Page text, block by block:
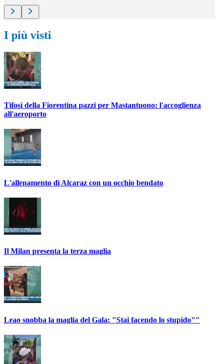
I più visti
Tifosi della Fiorentina pazzi per Mastantuono: l'accoglienza
all'aeroporto
L'allenamento di Alcaraz con un occhio bendato
Il Milan presenta la terza maglia
Leao snobba la maglia del Gala: "Stai facendo lo stupido""